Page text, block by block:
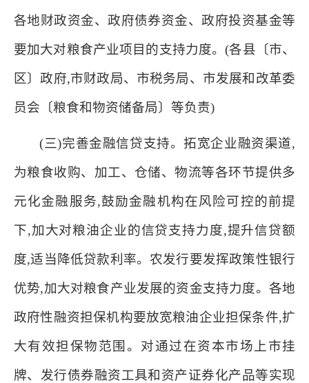
各地财政资金、政府债券资金、政府投资基金等
要加大对粮食产业项目的支持力度。(各县〔市、
区〕政府,市财政局、市税务局、市发展和改革委
员会〔粮食和物资储备局〕等负责)
(三)完善金融信贷支持。拓宽企业融资渠道,
为粮食收购、加工、仓储、物流等各环节提供多
元化金融服务,鼓励金融机构在风险可控的前提
下,加大对粮油企业的信贷支持力度,提升信贷额
度,适当降低贷款利率。农发行要发挥政策性银行
优势,加大对粮食产业发展的资金支持力度。各地
政府性融资担保机构要放宽粮油企业担保条件,扩
大有效担保物范围。对通过在资本市场上市挂
牌、发行债券融资工具和资产证券化产品等实现